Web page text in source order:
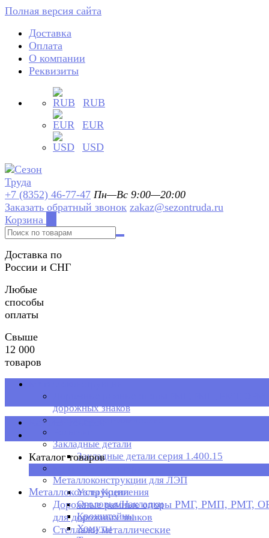
Полная версия сайта
Доставка
Оплата
О компании
Реквизиты
RUB
EUR
USD
+7 (8352) 46-77-47 Пн—Вс 9:00—20:00
Заказать обратный звонок zakaz@sezontruda.ru
Корзина
Доставка по
России и СНГ
Любые
способы
оплаты
Свыше
12 000
товаров
дорожных знаков
Стеллажи металлические
Закладные детали
Закладные детали серия 1.400.15
Металлоконструкции для ЛЭП
Узлы Крепления
Оголовья/Накладки
Кронштейны
Хомуты
Каталог товаров
Каталог товаров
Металлоконструкции
Дорожные рамные опоры РМГ, РМП, РМТ,
для дорожных знаков
Стеллажи металлические